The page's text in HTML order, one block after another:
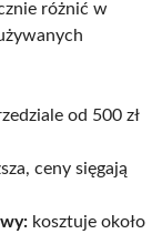
różnić w
od 500 zł
ceny sięgają
kosztuje około